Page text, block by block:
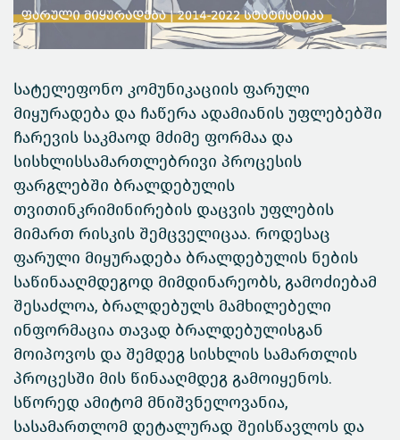
სატელეფონო კომუნიკაციის ფარული
მიყურადება და ჩაწერა ადამიანის უფლებებში
ჩარევის საკმაოდ მძიმე ფორმაა და
სისხლისსამართლებრივი პროცესის
ფარგლებში ბრალდებულის
თვითინკრიმინირების დაცვის უფლების
მიმართ რისკის შემცველიცაა. როდესაც
ფარული მიყურადება ბრალდებულის ნების
საწინააღმდეგოდ მიმდინარეობს, გამოძიებამ
შესაძლოა, ბრალდებულს მამხილებელი
ინფორმაცია თავად ბრალდებულისგან
მოიპოვოს და შემდეგ სისხლის სამართლის
პროცესში მის წინააღმდეგ გამოიყენოს.
სწორედ ამიტომ მნიშვნელოვანია,
სასამართლომ დეტალურად შეისწავლოს და